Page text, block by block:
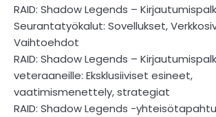
RAID: Shadow Legends –
Seurantatyökalut: Sovellukset,
Vaihtoehdot
RAID: Shadow Legends –
veteraaneille: Eksklusiiviset esineet,
vaatimismenettely, strategiat
RAID: Shadow Legends -